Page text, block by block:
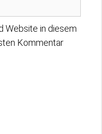
Website in diesem
Kommentar